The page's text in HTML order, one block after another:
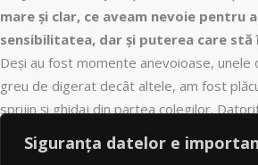
Siguranța datelor e
mare și clar, ce aveam nevoie pentru
sensibilitatea, dar și puterea care stă
Deși au fost momente anevoioase, unele
greu de digerat decât altele, am fost
sprijin și ghidaj din partea colegilor.
îmbrățișez natura mea de țestoasă și am
folosesc într-un mod sănătos.